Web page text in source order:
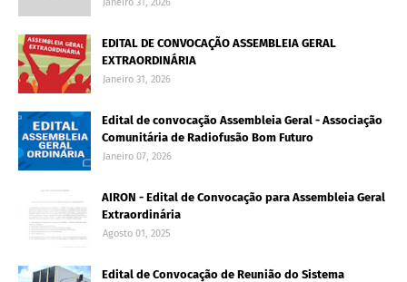
EDITAL DE CONVOCAÇÃO ASSEMBLEIA GERAL
EXTRAORDINÁRIA
Janeiro 31, 2026
Edital de convocação Assembleia Geral - Associação
Comunitária de Radiofusão Bom Futuro
Janeiro 07, 2026
AIRON - Edital de Convocação para Assembleia Geral
Extraordinária
Agosto 01, 2025
Edital de Convocação de Reunião do Sistema